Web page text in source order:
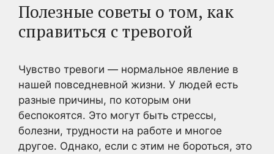
Полезные советы о том, как
справиться с тревогой
Чувство тревоги — нормальное явление в
нашей повседневной жизни. У людей есть
разные причины, по которым они
беспокоятся. Это могут быть стрессы,
болезни, трудности на работе и многое
другое. Однако, если с этим не бороться, это